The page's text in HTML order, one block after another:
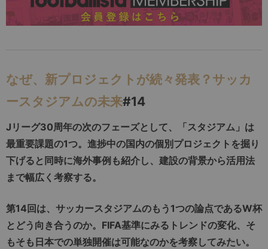
なぜ、新プロジェクトが続々発表？サッカ
ースタジアムの未来#14
Jリーグ30周年の次のフェーズとして、「スタジアム」は
最重要課題の1つ。進捗中の国内の個別プロジェクトを掘り
下げると同時に海外事例も紹介し、建設の背景から活用法
まで幅広く考察する。
第14回は、サッカースタジアムのもう1つの論点であるW杯
とどう向き合うのか。FIFA基準にみるトレンドの変化、そ
もそも日本での単独開催は可能なのかを考察してみたい。